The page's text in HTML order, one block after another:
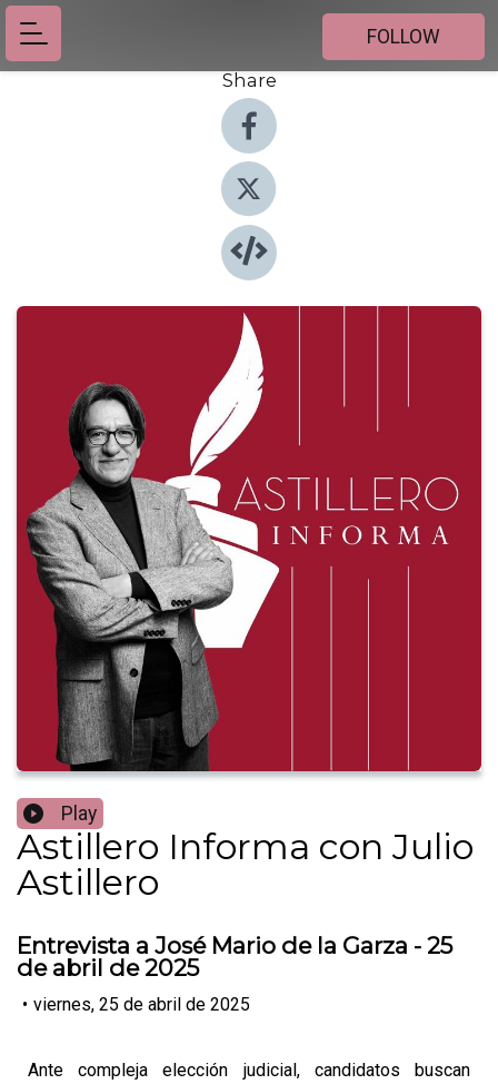
FOLLOW
Share
Play
Astillero Informa con Julio
Astillero
Entrevista a José Mario de la Garza - 25
de abril de 2025
• viernes, 25 de abril de 2025
Ante compleja elección judicial, candidatos buscan